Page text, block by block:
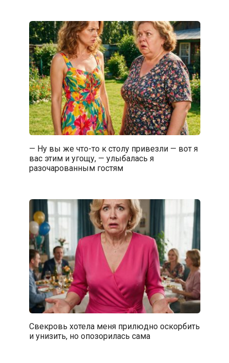
— Ну вы же что-то к столу привезли — вот я
вас этим и угощу, — улыбалась я
разочарованным гостям
Свекровь хотела меня прилюдно оскорбить
и унизить, но опозорилась сама